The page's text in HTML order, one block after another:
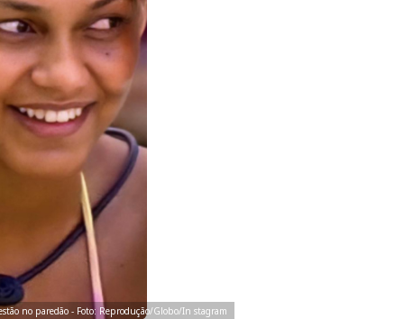
no paredão - Foto: Reprodução/Globo/In stagram